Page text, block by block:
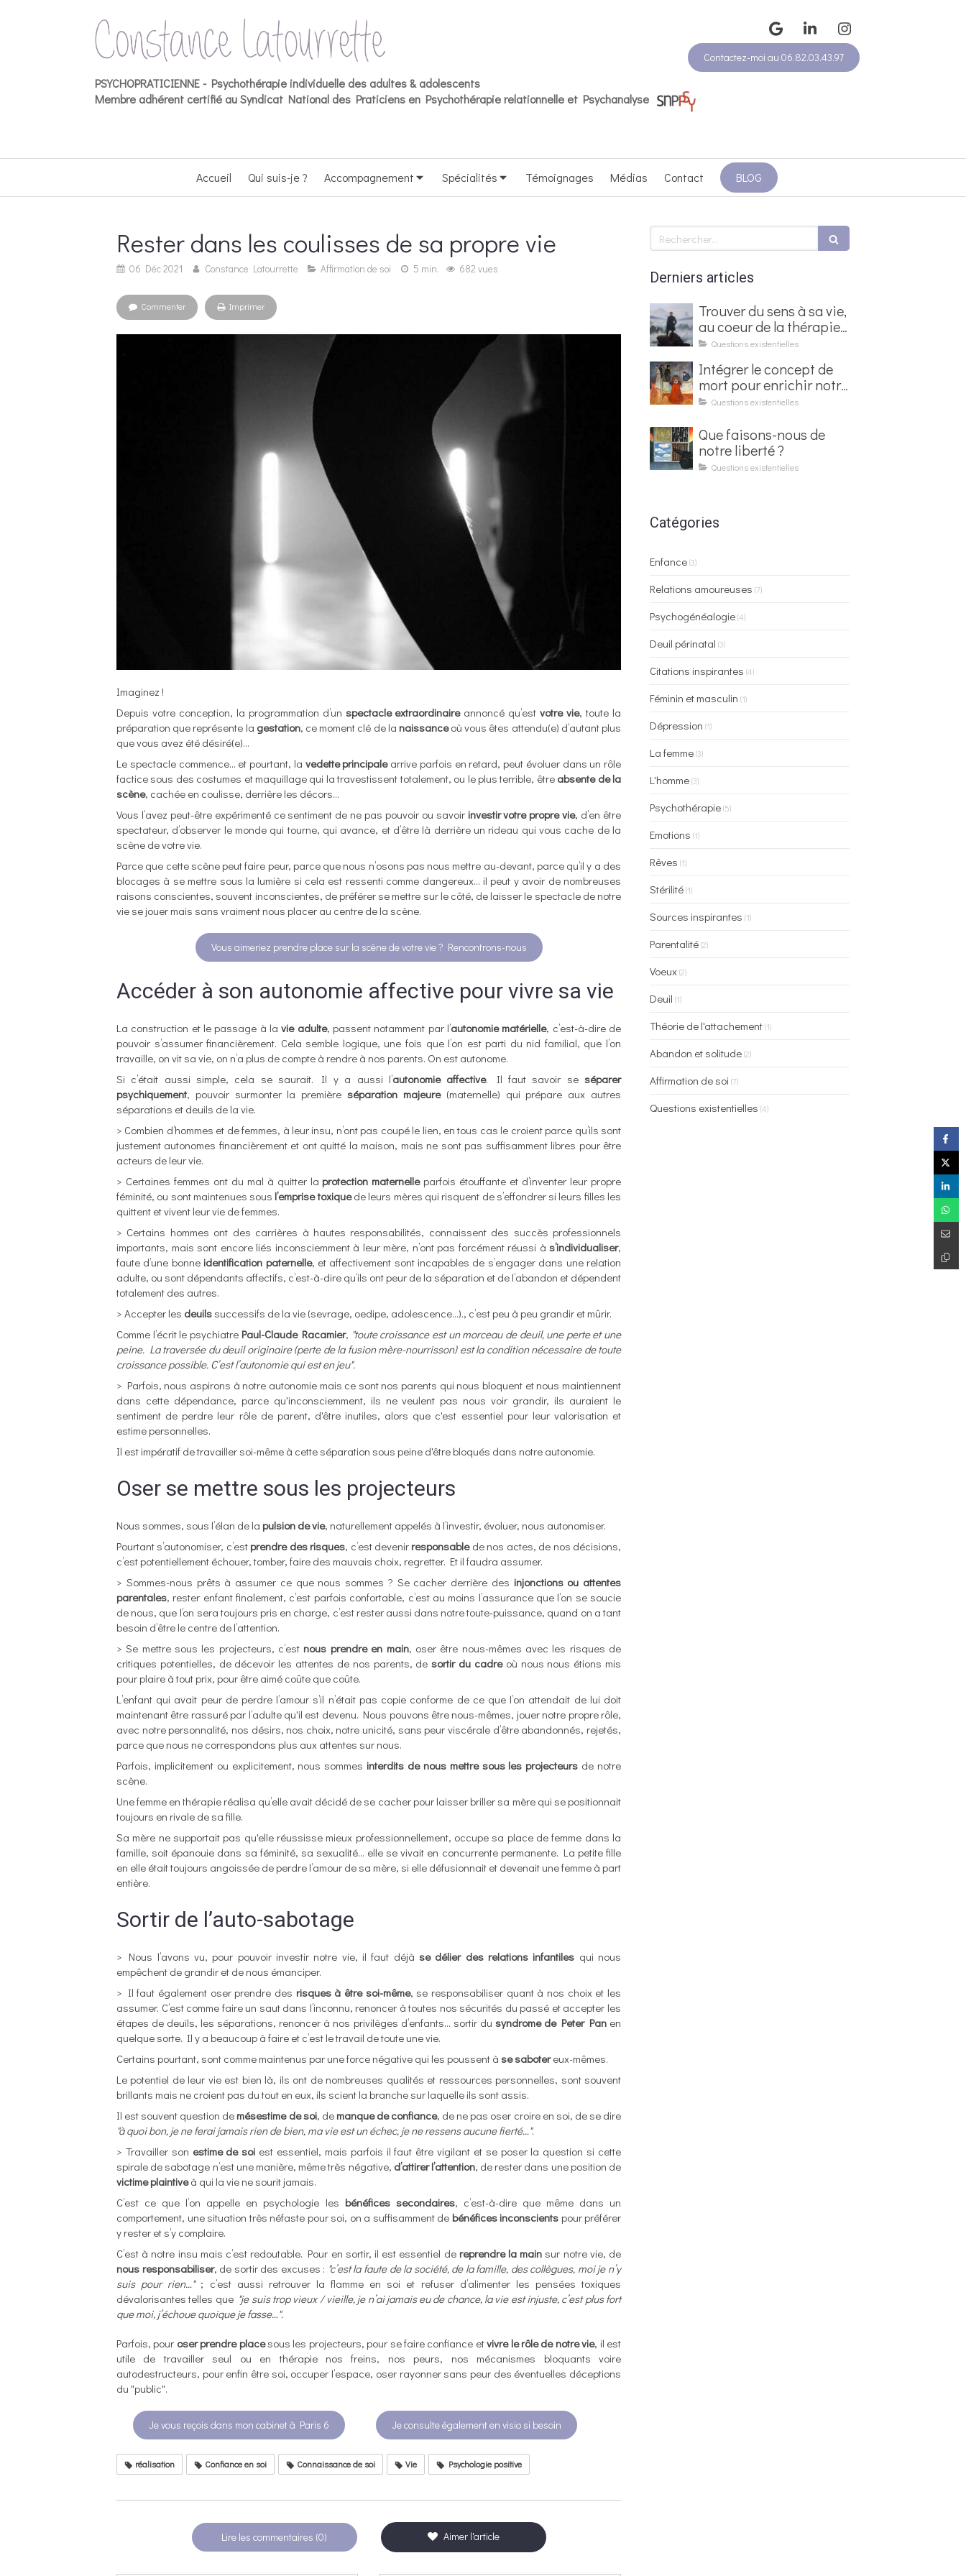
Contactez-moi au 06.82.03.43.97
PSYCHOPRATICIENNE - Psychothérapie individuelle des adultes & adolescents
Membre adhérent certifié au Syndicat National des Praticiens en Psychothérapie relationnelle et Psychanalyse
Accueil Qui suis-je ? Accompagnement Spécialités Témoignages Médias Contact BLOG
Rester dans les coulisses de sa propre vie
06 Déc 2021 Constance Latourrette Affirmation de soi 5 min. 682 vues
Commenter Imprimer
Imaginez !
Depuis votre conception, la programmation d’un spectacle extraordinaireannoncé qu’estvotre vie, toute la
préparation que représente la gestation, ce moment clé de la naissanceoù vous êtes attendu(e) d’autant plus
que vous avez été désiré(e)…
Le spectacle commence… et pourtant, la vedette principalearrive parfois en retard, peut évoluer dans un rôle
factice sous des costumes et maquillage qui la travestissent totalement, ou le plus terrible, être absente de la
scène, cachée en coulisse, derrière les décors…
Vous l’avez peut-être expérimenté ce sentiment de ne pas pouvoir ou savoir investir votre propre vie, d’en être
spectateur, d’observer le monde qui tourne, qui avance, et d’être là derrière un rideau qui vous cache de la
scène de votre vie.
Parce que cette scène peut faire peur, parce que nous n’osons pas nous mettre au-devant, parce qu’il y a des
blocages à se mettre sous la lumière si cela est ressenti comme dangereux… il peut y avoir de nombreuses
raisons conscientes, souvent inconscientes, de préférer se mettre sur le côté, de laisser le spectacle de notre
vie se jouer mais sans vraiment nous placer au centre de la scène.
Vous aimeriez prendre place sur la scène de votre vie ? Rencontrons-nous
Accéder à son autonomie affective pour vivre sa vie
La construction et le passage à lavie adulte, passent notamment par l’autonomie matérielle, c’est-à-dire de
pouvoir s’assumer financièrement. Cela semble logique, une fois que l’on est parti du nid familial, que l’on
travaille, on vit sa vie, on n’a plus de compte à rendre à nos parents. On est autonome.
Si c’était aussi simple, cela se saurait. Il y a aussi l’autonomie affective. Il faut savoir seséparer
psychiquement, pouvoir surmonter la premièreséparation majeure(maternelle) qui prépare aux autres
séparations et deuils de la vie.
> Combien d’hommes et de femmes, à leur insu, n’ont pas coupé le lien, en tous cas le croient parce qu’ils sont
justement autonomes financièrement et ont quitté la maison, mais ne sont pas suffisamment libres pour être
acteurs de leur vie.
> Certaines femmes ont du mal à quitter la protection maternelleparfois étouffante et d’inventer leur propre
féminité, ou sont maintenues sous l’emprise toxiquede leurs mères qui risquent de s’effondrer si leurs filles les
quittent et vivent leur vie de femmes.
> Certains hommes ont des carrières à hautes responsabilités, connaissent des succès professionnels
importants, mais sont encore liés inconsciemment à leur mère, n’ont pas forcément réussi à s’individualiser,
faute d’une bonne identification paternelle, et affectivement sont incapables de s’engager dans une relation
adulte, ou sont dépendants affectifs, c’est-à-dire qu’ils ont peur de la séparation et de l’abandon et dépendent
totalement des autres.
> Accepter les deuilssuccessifs de la vie (sevrage, oedipe, adolescence…)., c’est peu à peu grandir et mûrir.
Comme l’écrit le psychiatre Paul-Claude Racamier, "toute croissance est un morceau de deuil, une perte et une
peine. La traversée du deuil originaire (perte de la fusion mère-nourrisson) est la condition nécessaire de toute
croissance possible. C’est l’autonomie qui est en jeu".
> Parfois, nous aspirons à notre autonomie mais ce sont nos parents qui nous bloquent et nous maintiennent
dans cette dépendance, parce qu'inconsciemment, ils ne veulent pas nous voir grandir, ils auraient le
sentiment de perdre leur rôle de parent, d'être inutiles, alors que c'est essentiel pour leur valorisation et
estime personnelles.
Il est impératif de travailler soi-même à cette séparation sous peine d'être bloqués dans notre autonomie.
Oser se mettre sous les projecteurs
Nous sommes, sous l’élan de la pulsion de vie, naturellement appelés à l’investir, évoluer, nous autonomiser.
Pourtant s’autonomiser, c’est prendre des risques, c’est devenir responsablede nos actes, de nos décisions,
c’est potentiellement échouer, tomber, faire des mauvais choix, regretter. Et il faudra assumer.
> Sommes-nous prêts à assumer ce que nous sommes ? Se cacher derrière des injonctions ou attentes
parentales, rester enfant finalement, c’est parfois confortable, c’est au moins l’assurance que l’on se soucie
de nous, que l’on sera toujours pris en charge, c’est rester aussi dans notre toute-puissance, quand on a tant
besoin d’être le centre de l’attention.
> Se mettre sous les projecteurs, c’est nous prendre en main, oser être nous-mêmes avec les risques de
critiques potentielles, de décevoir les attentes de nos parents, desortir du cadreoù nous nous étions mis
pour plaire à tout prix, pour être aimé coûte que coûte.
L’enfant qui avait peur de perdre l’amour s’il n’était pas copie conforme de ce que l’on attendait de lui doit
maintenant être rassuré par l’adulte qu'il est devenu. Nous pouvons être nous-mêmes, jouer notre propre rôle,
avec notre personnalité, nos désirs, nos choix, notre unicité, sans peur viscérale d’être abandonnés, rejetés,
parce que nous ne correspondons plus aux attentes sur nous.
Parfois, implicitement ou explicitement, nous sommes interdits de nous mettre sous les projecteurs de notre
scène.
Une femme en thérapie réalisa qu’elle avait décidé de se cacher pour laisser briller sa mère qui se positionnait
toujours en rivale de sa fille.
Sa mère ne supportait pas qu'elle réussisse mieux professionnellement, occupe sa place de femme dans la
famille, soit épanouie dans sa féminité, sa sexualité… elle se vivait en concurrente permanente. La petite fille
en elle était toujours angoissée de perdre l’amour de sa mère, si elle défusionnait et devenait une femme à part
entière.
Sortir de l’auto-sabotage
> Nous l’avons vu, pour pouvoir investir notre vie, il faut déjà se délier des relations infantiles qui nous
empêchent de grandir et de nous émanciper.
> Il faut également oser prendre des risques à être soi-même, se responsabiliser quant à nos choix et les
assumer. C’est comme faire un saut dans l’inconnu, renoncer à toutes nos sécurités du passé et accepter les
étapes de deuils, les séparations, renoncer à nos privilèges d’enfants… sortir du syndrome de Peter Panen
quelque sorte. Il y a beaucoup à faire et c’est le travail de toute une vie.
Certains pourtant, sont comme maintenus par une force négative qui les poussent à se sabotereux-mêmes.
Le potentiel de leur vie est bien là, ils ont de nombreuses qualités et ressources personnelles, sont souvent
brillants mais ne croient pas du tout en eux, ils scient la branche sur laquelle ils sont assis.
Il est souvent question de mésestime de soi, de manque de confiance, de ne pas oser croire en soi, de se dire
"à quoi bon, je ne ferai jamais rien de bien, ma vie est un échec, je ne ressens aucune fierté…".
> Travailler son estime de soi est essentiel, mais parfois il faut être vigilant et se poser la question si cette
spirale de sabotage n’est une manière, même très négative, d’attirer l’attention, de rester dans une position de
victime plaintiveà qui la vie ne sourit jamais.
C’est ce que l’on appelle en psychologie les bénéfices secondaires, c’est-à-dire que même dans un
comportement, une situation très néfaste pour soi, on a suffisamment de bénéfices inconscients pour préférer
y rester et s’y complaire.
C’est à notre insu mais c’est redoutable. Pour en sortir, il est essentiel de reprendre la main sur notre vie, de
nous responsabiliser, de sortir des excuses : "c’est la faute de la société, de la famille, des collègues, moi je n’y
suis pour rien…" ; c’est aussi retrouver la flamme en soi et refuser d’alimenter les pensées toxiques
dévalorisantes telles que "je suis trop vieux / vieille, je n’ai jamais eu de chance, la vie est injuste, c’est plus fort
que moi, j’échoue quoique je fasse…".
Parfois, pour oser prendre placesous les projecteurs, pour se faire confiance etvivre le rôle de notre vie, il est
utile de travailler seul ou en thérapie nos freins, nos peurs, nos mécanismes bloquants voire
autodestructeurs, pour enfin être soi, occuper l’espace, oser rayonner sans peur des éventuelles déceptions
du "public".
Je vous reçois dans mon cabinet à Paris 6 Je consulte également en visio si besoin
réalisation Confiance en soi Connaissance de soi Vie Psychologie positive
Lire les commentaires (0) Aimer l'article
Rechercher
Derniers articles
Trouver du sens à sa vie,
au coeur de la thérapie
existentielle
Questions existentielles
Intégrer le concept de
mort pour enrichir notre
vieQuestions existentielles
Que faisons-nous de
notre liberté ?
Questions existentielles
Catégories
Enfance(3)
Relations amoureuses (7)
Psychogénéalogie(4)
Deuil périnatal (3)
Citations inspirantes (4)
Féminin et masculin (1)
Dépression (1)
La femme(3)
L'homme(3)
Psychothérapie(5)
Emotions (1)
Rêves (1)
Stérilité(1)
Sources inspirantes (1)
Parentalité(2)
Voeux(2)
Deuil (1)
Théorie de l'attachement(1)
Abandon et solitude(2)
Affirmation de soi (7)
Questions existentielles (4)